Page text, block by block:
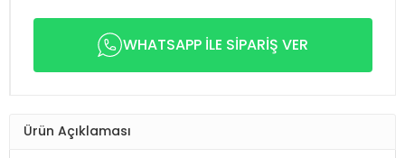
WHATSAPP İLE SİPARİŞ VER
Ürün Açıklaması